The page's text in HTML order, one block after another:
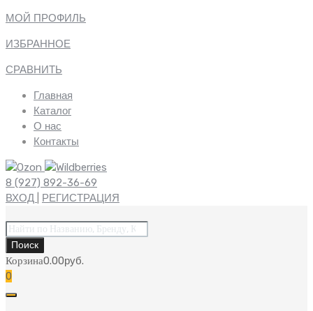
МОЙ ПРОФИЛЬ
ИЗБРАННОЕ
СРАВНИТЬ
Главная
Каталог
О нас
Контакты
8 (927) 892-36-69
ВХОД
РЕГИСТРАЦИЯ
Поиск
товаров
Поиск
Корзина0.00руб.
0